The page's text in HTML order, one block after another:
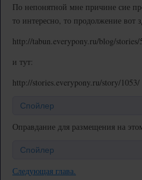
По непонятной мне причине сие
то интересно, то продолжение вот
http://tabun.everypony.ru/blog/
и тут:
http://stories.everypony.ru/story/1053/
Спойлер
Оправдание для размещения на
Спойлер
Следующая глава.